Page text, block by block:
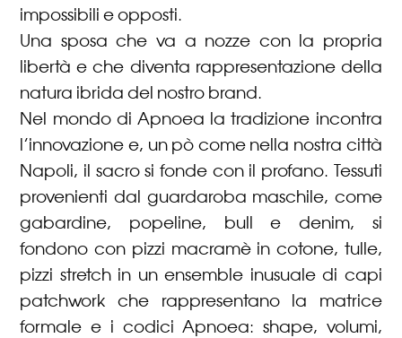
impossibili e opposti.
Una sposa che va a nozze con la propria
libertà e che diventa rappresentazione della
natura ibrida del nostro brand.
Nel mondo di Apnoea la tradizione incontra
l’innovazione e, un pò come nella nostra città
Napoli, il sacro si fonde con il profano. Tessuti
provenienti dal guardaroba maschile, come
gabardine, popeline, bull e denim, si
fondono con pizzi macramè in cotone, tulle,
pizzi stretch in un ensemble inusuale di capi
patchwork che rappresentano la matrice
formale e i codici Apnoea: shape, volumi,